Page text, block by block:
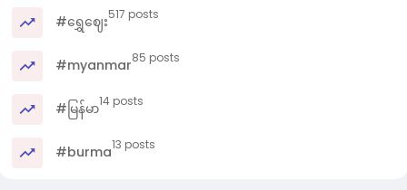
#ရွှေဈေး517 posts
#myanmar85 posts
#မြန်မာ14 posts
#burma13 posts